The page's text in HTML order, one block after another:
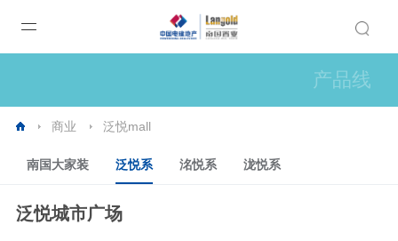
产品线
商业 泛悦mall
南国大家装 泛悦系 洺悦系 泷悦系
泛悦城市广场